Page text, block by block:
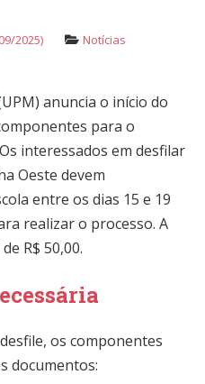
2025) Notícias
anuncia o início do
para o
interessados em desfilar
Oeste devem
entre os dias 15 e 19
realizar o processo. A
R$ 50,00.
os componentes
documentos: